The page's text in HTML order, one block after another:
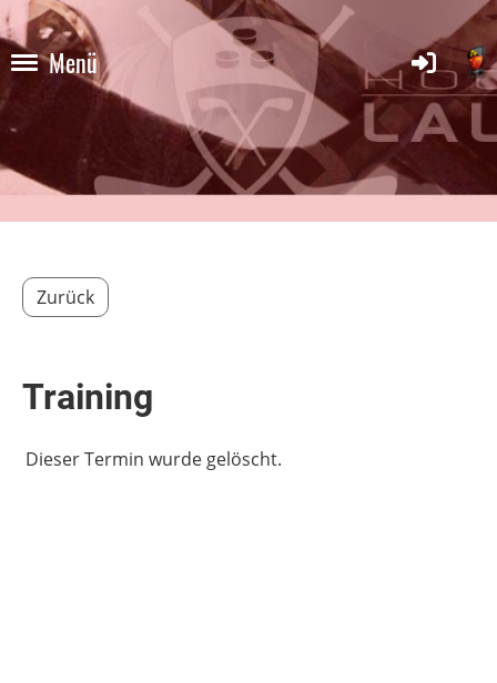
Menü
Zurück
Training
Dieser Termin wurde gelöscht.